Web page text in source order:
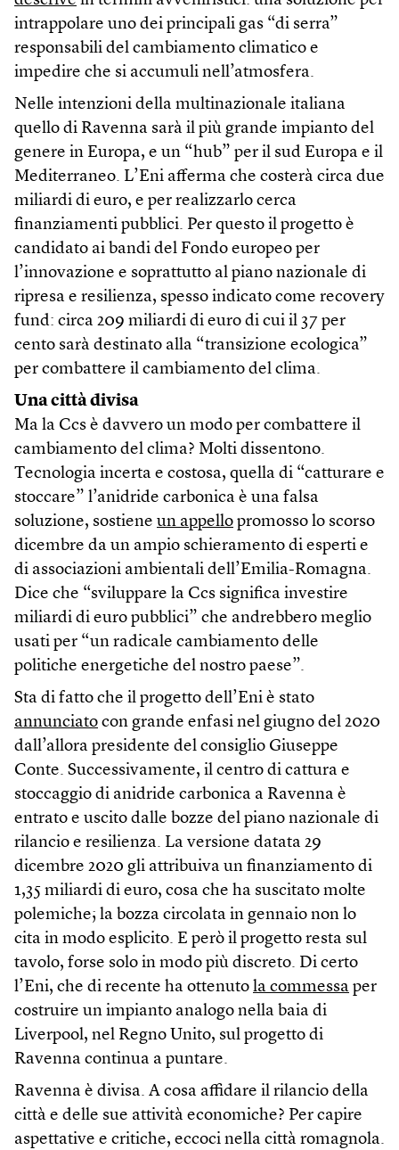
intrappolare uno dei principali gas “di serra”
responsabili del cambiamento climatico e
impedire che si accumuli nell’atmosfera.
Nelle intenzioni della multinazionale italiana
quello di Ravenna sarà il più grande impianto del
genere in Europa, e un “hub” per il sud Europa e il
Mediterraneo. L’Eni afferma che costerà circa due
miliardi di euro, e per realizzarlo cerca
finanziamenti pubblici. Per questo il progetto è
candidato ai bandi del Fondo europeo per
l’innovazione e soprattutto al piano nazionale di
ripresa e resilienza, spesso indicato come recovery
fund: circa 209 miliardi di euro di cui il 37 per
cento sarà destinato alla “transizione ecologica”
per combattere il cambiamento del clima.
Una città divisa
Ma la Ccs è davvero un modo per combattere il
cambiamento del clima? Molti dissentono.
Tecnologia incerta e costosa, quella di “catturare e
stoccare” l’anidride carbonica è una falsa
soluzione, sostiene un appello promosso lo scorso
dicembre da un ampio schieramento di esperti e
di associazioni ambientali dell’Emilia-Romagna.
Dice che “sviluppare la Ccs significa investire
miliardi di euro pubblici” che andrebbero meglio
usati per “un radicale cambiamento delle
politiche energetiche del nostro paese”.
Sta di fatto che il progetto dell’Eni è stato
annunciato con grande enfasi nel giugno del 2020
dall’allora presidente del consiglio Giuseppe
Conte. Successivamente, il centro di cattura e
stoccaggio di anidride carbonica a Ravenna è
entrato e uscito dalle bozze del piano nazionale di
rilancio e resilienza. La versione datata 29
dicembre 2020 gli attribuiva un finanziamento di
1,35 miliardi di euro, cosa che ha suscitato molte
polemiche; la bozza circolata in gennaio non lo
cita in modo esplicito. E però il progetto resta sul
tavolo, forse solo in modo più discreto. Di certo
l’Eni, che di recente ha ottenuto la commessa per
costruire un impianto analogo nella baia di
Liverpool, nel Regno Unito, sul progetto di
Ravenna continua a puntare.
Ravenna è divisa. A cosa affidare il rilancio della
città e delle sue attività economiche? Per capire
aspettative e critiche, eccoci nella città romagnola.